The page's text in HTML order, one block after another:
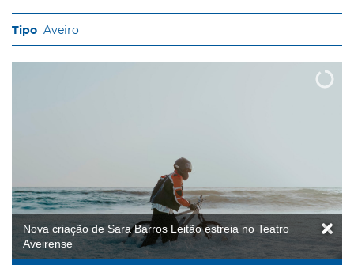
Aveiro
Nova criação de Sara Barros Leitão estreia no Teatro
Aveirense